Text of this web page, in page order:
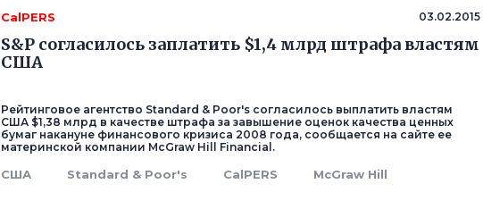
CalPERS 03.02.2015
S&P согласилось заплатить $1,4 млрд штрафа властям
США
Рейтинговое агентство Standard & Poor's согласилось выплатить властям
США $1,38 млрд в качестве штрафа за завышение оценок качества ценных
бумаг накануне финансового кризиса 2008 года, сообщается на сайте ее
материнской компании McGraw Hill Financial.
США Standard & Poor's CalPERS McGraw Hill